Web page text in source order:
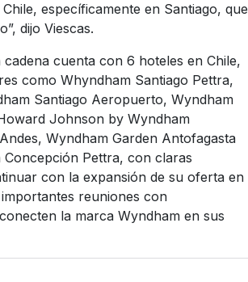
específicamente en Santiago, que
dijo Viescas.
cadena cuenta con 6 hoteles en Chile,
como Whyndham Santiago Pettra,
Santiago Aeropuerto, Wyndham
Johnson by Wyndham
Wyndham Garden Antofagasta
Concepción Pettra, con claras
con la expansión de su oferta en
reuniones con
la marca Wyndham en sus